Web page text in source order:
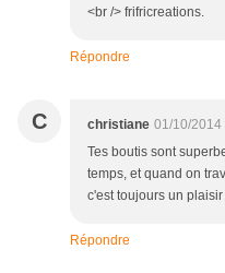
<br /> frifricreations.
Répondre
C christiane 01/10/2014
Tes boutis sont
temps, et quand on
c'est toujours un
Répondre